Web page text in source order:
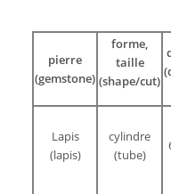
pierre
(gemstone)
forme,
taille
(shape/cut)
Lapis
(lapis)
cylindre
(tube)